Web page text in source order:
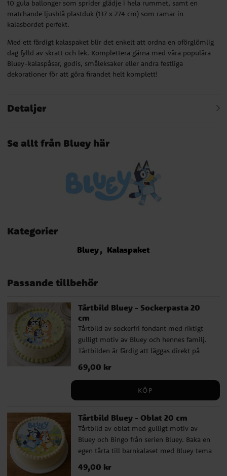
10 gula ballonger som sprider glädje i hela rummet, samt en
matchande ljusblå plastduk (137 x 274 cm) som ramar in
kalasbordet perfekt.
Med ett färdigt kalaspaket blir det enkelt att ordna en oförglömlig
dag fylld av skratt och lek. Komplettera gärna med våra populära
Bluey-kalaspåsar, godis, småleksaker eller andra festliga
dekorationer för att göra firandet helt komplett!
Detaljer
Se allt från Bluey här
Kategorier
Bluey Kalaspaket
Passande tillbehör
Tårtbild Bluey - Sockerpasta 20
cm
Tårtbild av sockerfri fondant med riktigt
gulligt motiv av Bluey och hennes familj.
Tårtbilden är färdig att läggas direkt på
tårtan och har ett skarpare och mer
detaljerat tryck än vad en oblatbild har.
Bilden är 20 cm i diameter Ingredienser:
stabiliseringsmedel: E460i, E414, E466.
Förtjockningsmedel: maltodextrin,
fuktbevarandemedel: E422,
emulgeringsmedel: E433,
konserveringsmedel: E330, E202.
Färgämnen E122, E133, E102, E151. (E122,
Pris :69,00 kr
69,00 kr
KÖP
Tårtbild Bluey - Oblat 20 cm
Tårtbild av oblat med gulligt motiv av
Bluey och Bingo från serien Bluey. Baka en
egen tårta till barnkalaset med Bluey tema
och placera din oblat på toppen. Bilden
som är 20 cm i diameter är enkel att
Pris :49,00 kr
49,00 kr